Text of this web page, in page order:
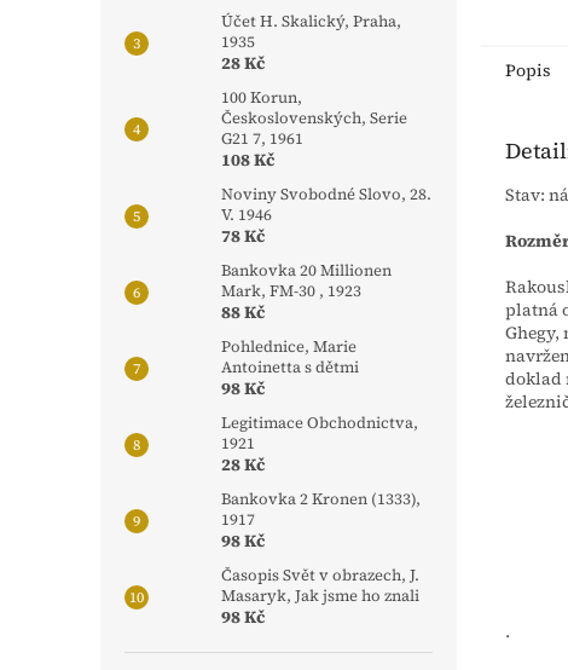
Účet H. Skalický, Praha,
1935
28 Kč
100 Korun,
Československých, Serie
G21 7, 1961
108 Kč
Noviny Svobodné Slovo, 28.
V. 1946
78 Kč
Bankovka 20 Millionen
Mark, FM-30 , 1923
88 Kč
Pohlednice, Marie
Antoinetta s dětmi
98 Kč
Legitimace Obchodnictva,
1921
28 Kč
Bankovka 2 Kronen (1333),
1917
98 Kč
Časopis Svět v obrazech, J.
Masaryk, Jak jsme ho znali
98 Kč
Popis
Stav:
platná
Ghegy,
doklad
.